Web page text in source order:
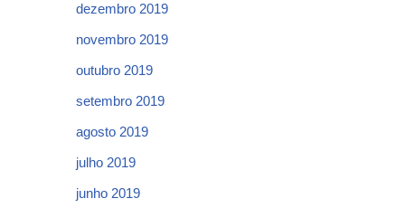
dezembro 2019
novembro 2019
outubro 2019
setembro 2019
agosto 2019
julho 2019
junho 2019